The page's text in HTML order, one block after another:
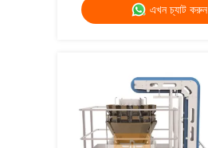
এখন চ্যাট করুন